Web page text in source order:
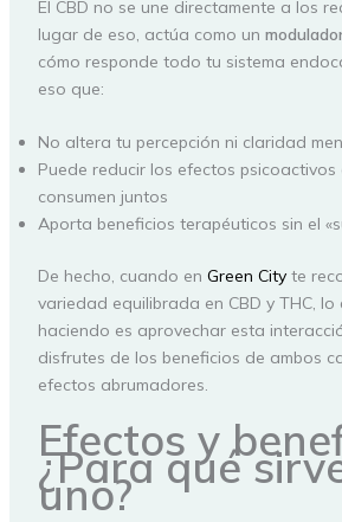
El CBD no se une directamente a los
lugar de eso, actúa como un
cómo responde todo tu sistema
eso que:
No altera tu percepción ni claridad
Puede reducir los efectos psicoactivos
consumen juntos
Aporta beneficios terapéuticos sin el
De hecho, cuando en Green Cityte
variedad equilibrada en CBD y THC, lo
haciendo es aprovechar esta
disfrutes de los beneficios de ambos
efectos abrumadores.
Efectos y
¿Para qué
uno?